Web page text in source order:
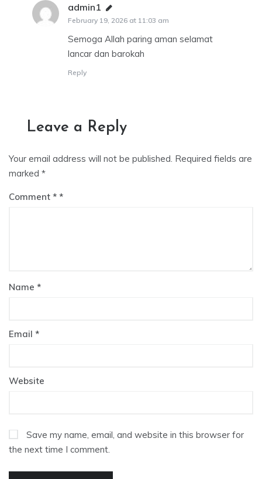
admin1 says:
February 19, 2026 at 11:03 am
Semoga Allah paring aman selamat
lancar dan barokah
Reply
Leave a Reply
Your email address will not be published. Required fields are
marked *
Comment *
Name *
Email *
Website
Save my name, email, and website in this browser for
the next time I comment.